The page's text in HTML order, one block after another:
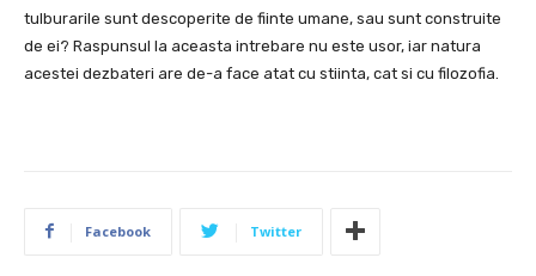
tulburarile sunt descoperite de fiinte umane, sau sunt construite
de ei? Raspunsul la aceasta intrebare nu este usor, iar natura
acestei dezbateri are de-a face atat cu stiinta, cat si cu filozofia.
Facebook Twitter